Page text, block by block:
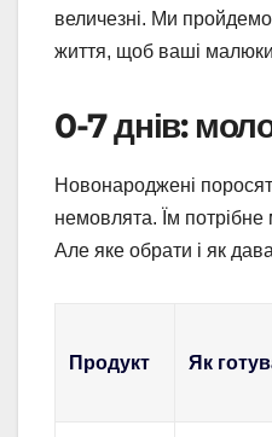
величезні. Ми
життя, щоб ваші
0-7 днів:
Новонароджені
немовлята. Їм потрібне
Але яке обрати і як
Продукт Як